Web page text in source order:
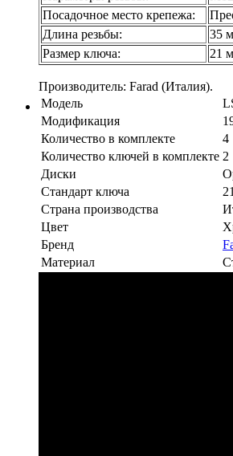
Посадочное место крепежа:
Длина резьбы:
35
Размер ключа:
21
Производитель: Farad (Италия).
Модель
Модификация
Количество в комплекте
4
Количество ключей в комплекте 2
Диски
Стандарт ключа
Страна производства
Цвет
Бренд
Материал